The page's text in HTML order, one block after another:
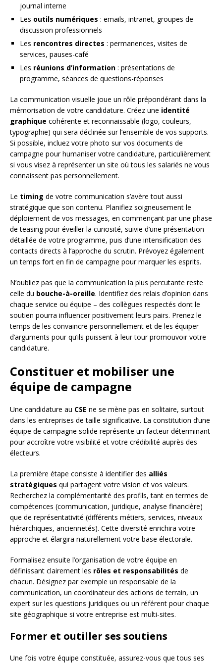
journal interne
Les outils numériques : emails, intranet, groupes de
discussion professionnels
Les rencontres directes : permanences, visites de
services, pauses-café
Les réunions d’information : présentations de
programme, séances de questions-réponses
La communication visuelle joue un rôle prépondérant dans la
mémorisation de votre candidature. Créez une identité
graphique cohérente et reconnaissable (logo, couleurs,
typographie) qui sera déclinée sur l’ensemble de vos supports.
Si possible, incluez votre photo sur vos documents de
campagne pour humaniser votre candidature, particulièrement
si vous visez à représenter un site où tous les salariés ne vous
connaissent pas personnellement.
Le timing de votre communication s’avère tout aussi
stratégique que son contenu. Planifiez soigneusement le
déploiement de vos messages, en commençant par une phase
de teasing pour éveiller la curiosité, suivie d’une présentation
détaillée de votre programme, puis d’une intensification des
contacts directs à l’approche du scrutin. Prévoyez également
un temps fort en fin de campagne pour marquer les esprits.
N’oubliez pas que la communication la plus percutante reste
celle du bouche-à-oreille. Identifiez des relais d’opinion dans
chaque service ou équipe – des collègues respectés dont le
soutien pourra influencer positivement leurs pairs. Prenez le
temps de les convaincre personnellement et de les équiper
d’arguments pour qu’ils puissent à leur tour promouvoir votre
candidature.
Constituer et mobiliser une
équipe de campagne
Une candidature au CSE ne se mène pas en solitaire, surtout
dans les entreprises de taille significative. La constitution d’une
équipe de campagne solide représente un facteur déterminant
pour accroître votre visibilité et votre crédibilité auprès des
électeurs.
La première étape consiste à identifier des alliés
stratégiques qui partagent votre vision et vos valeurs.
Recherchez la complémentarité des profils, tant en termes de
compétences (communication, juridique, analyse financière)
que de représentativité (différents métiers, services, niveaux
hiérarchiques, anciennetés). Cette diversité enrichira votre
approche et élargira naturellement votre base électorale.
Formalisez ensuite l’organisation de votre équipe en
définissant clairement les rôles et responsabilités de
chacun. Désignez par exemple un responsable de la
communication, un coordinateur des actions de terrain, un
expert sur les questions juridiques ou un référent pour chaque
site géographique si votre entreprise est multi-sites.
Former et outiller ses soutiens
Une fois votre équipe constituée, assurez-vous que tous ses